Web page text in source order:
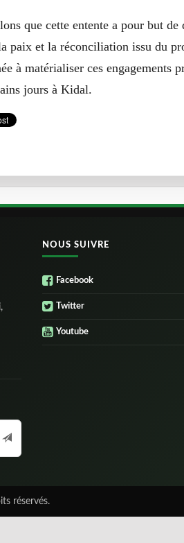
que cette entente a pour but
paix et la réconciliation issu du
à matérialiser ces engagements
jours à Kidal.
NOUS SUIVRE
Facebook
Twitter
Youtube
réservés.